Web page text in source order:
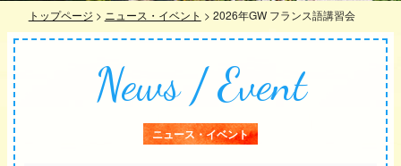
トップページ > ニュース・イベント > 2026年GW フランス語講習会
News / Event
ニュース・イベント